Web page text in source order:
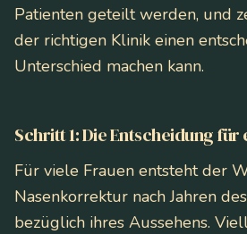
Patienten geteilt werden, und
der richtigen Klinik einen
Unterschied machen kann.
Schritt 1: Die Entscheidung
Für viele Frauen entsteht der
Nasenkorrektur nach Jahren
bezüglich ihres Aussehens.